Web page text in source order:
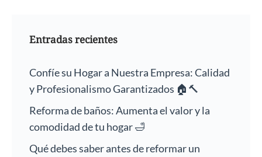
Entradas recientes
Confíe su Hogar a Nuestra Empresa: Calidad
y Profesionalismo Garantizados 🏠🔨
Reforma de baños: Aumenta el valor y la
comodidad de tu hogar 🛁
Qué debes saber antes de reformar un